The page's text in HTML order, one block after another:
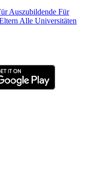
Auszubildende Für
Alle Universitäten